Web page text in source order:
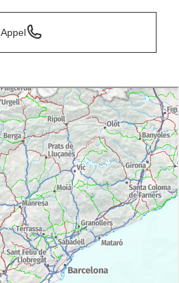
Appel